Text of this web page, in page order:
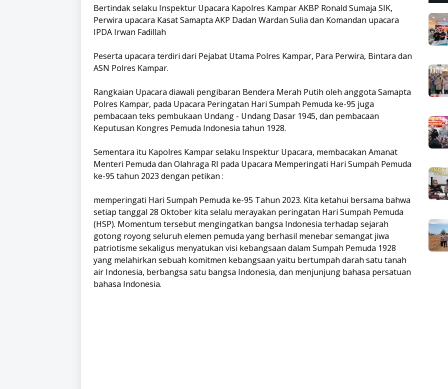
Bertindak selaku Inspektur Upacara Kapolres Kampar AKBP Ronald Sumaja SIK,
Perwira upacara Kasat Samapta AKP Dadan Wardan Sulia dan Komandan upacara
IPDA Irwan Fadillah
Peserta upacara terdiri dari Pejabat Utama Polres Kampar, Para Perwira, Bintara dan
ASN Polres Kampar.
Rangkaian Upacara diawali pengibaran Bendera Merah Putih oleh anggota Samapta
Polres Kampar, pada Upacara Peringatan Hari Sumpah Pemuda ke-95 juga
pembacaan teks pembukaan Undang - Undang Dasar 1945, dan pembacaan
Keputusan Kongres Pemuda Indonesia tahun 1928.
Sementara itu Kapolres Kampar selaku Inspektur Upacara, membacakan Amanat
Menteri Pemuda dan Olahraga RI pada Upacara Memperingati Hari Sumpah Pemuda
ke-95 tahun 2023 dengan petikan :
memperingati Hari Sumpah Pemuda ke-95 Tahun 2023. Kita ketahui bersama bahwa
setiap tanggal 28 Oktober kita selalu merayakan peringatan Hari Sumpah Pemuda
(HSP). Momentum tersebut mengingatkan bangsa Indonesia terhadap sejarah
gotong royong seluruh elemen pemuda yang berhasil menebar semangat jiwa
patriotisme sekaligus menyatukan visi kebangsaan dalam Sumpah Pemuda 1928
yang melahirkan sebuah komitmen kebangsaan yaitu bertumpah darah satu tanah
air Indonesia, berbangsa satu bangsa Indonesia, dan menjunjung bahasa persatuan
bahasa Indonesia.